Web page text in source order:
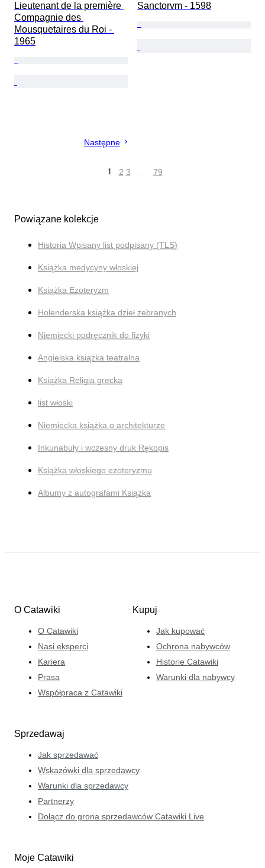
Lieutenant de la première
Compagnie des
Mousquetaires du Roi -
1965
Sanctorvm - 1598
Następne
1 2 3 … 79
Powiązane kolekcje
Historia Wpisany list podpisany (TLS)
Książka medycyny włoskiej
Książka Ezoteryzm
Holenderska książka dzieł zebranych
Niemiecki podręcznik do fizyki
Angielska książka teatralna
Książka Religia grecka
list włoski
Niemiecka książka o architekturze
Inkunabuły i wczesny druk Rękopis
Książka włoskiego ezoteryzmu
Albumy z autografami Książka
O Catawiki
O Catawiki
Nasi eksperci
Kariera
Prasa
Współpraca z Catawiki
Kupuj
Jak kupować
Ochrona nabywców
Historie Catawiki
Warunki dla nabywcy
Sprzedawaj
Jak sprzedawać
Wskazówki dla sprzedawcy
Warunki dla sprzedawcy
Partnerzy
Dołącz do grona sprzedawców Catawiki Live
Moje Catawiki